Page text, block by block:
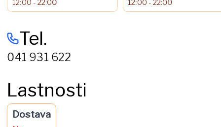
12:00 - 22:00 12:00 - 22:00
Tel.
041 931 622
Lastnosti
Dostava